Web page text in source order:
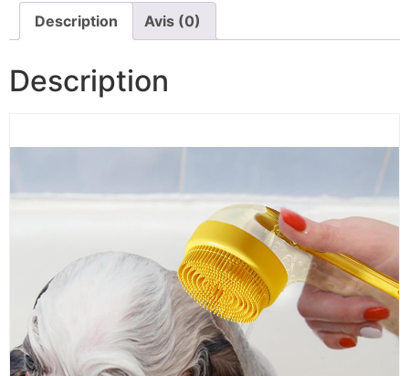
Description Avis (0)
Description